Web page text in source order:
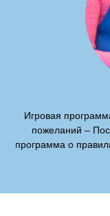
Игровая
пожеланий –
программа о